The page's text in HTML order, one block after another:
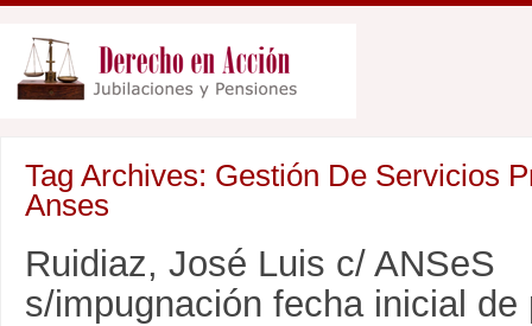
Tag Archives: Gestión De Servicios
Anses
Ruidiaz, José Luis c/ ANSeS
s/impugnación fecha inicial de